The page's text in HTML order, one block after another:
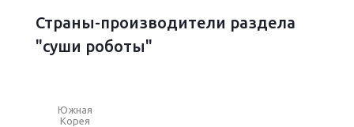
Страны-производители раздела
"суши роботы"
Южная
Корея